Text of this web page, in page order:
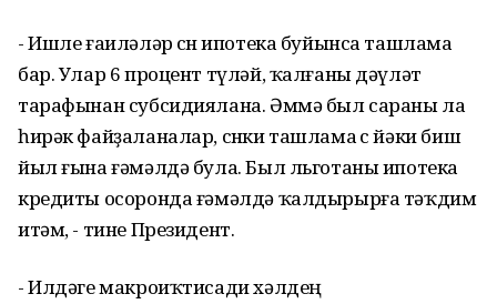
- Ишле ғаиләләр өсөн ипотека буйынса ташлама
бар. Улар 6 процент түләй, ҡалғаны дәүләт
тарафынан субсидиялана. Әммә был сараны ла
һирәк файҙаланалар, сөнки ташлама өс йәки биш
йыл ғына ғәмәлдә була. Был льготаны ипотека
кредиты осоронда ғәмәлдә ҡалдырырға тәҡдим
итәм, - тине Президент.
- Илдәге макроиҡтисади хәлдең